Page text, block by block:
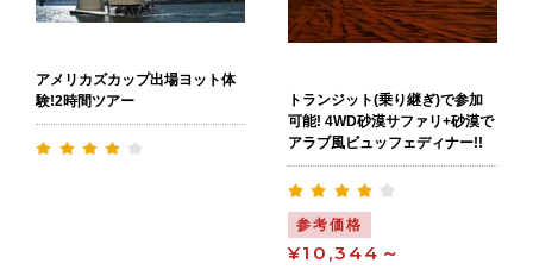
アメリカズカップ出場ヨット体
験!2時間ツアー
トランジット(乗り継ぎ)で参加
可能! 4WD砂漠サファリ+砂漠で
アラブ風ビュッフェディナー!!
参考価格
¥10,344～